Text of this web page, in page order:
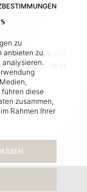
keh­ren Sie
die URL in Ih­rer
zu
anbieten zu
analysieren.
führen diese
zusammen,
Rahmen Ihrer